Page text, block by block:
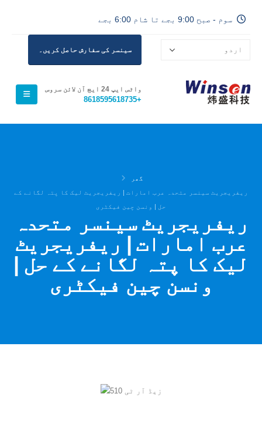
سوم - صبح 9:00 بجے تا شام 6:00 بجے
سینسر کی سفارش حاصل کریں۔
واٹس ایپ 24 ایچ آن لائن سروس
+8618595618735
گھر
ریفریجریٹ سینسر متحدہ عرب امارات | ریفریجریٹ لیک کا پتہ لگانے کے
حل | ونسن چین فیکٹری
ریفریجریٹ سینسر متحدہ
عرب امارات | ریفریجریٹ
لیک کا پتہ لگانے کے حل |
ونسن چین فیکٹری